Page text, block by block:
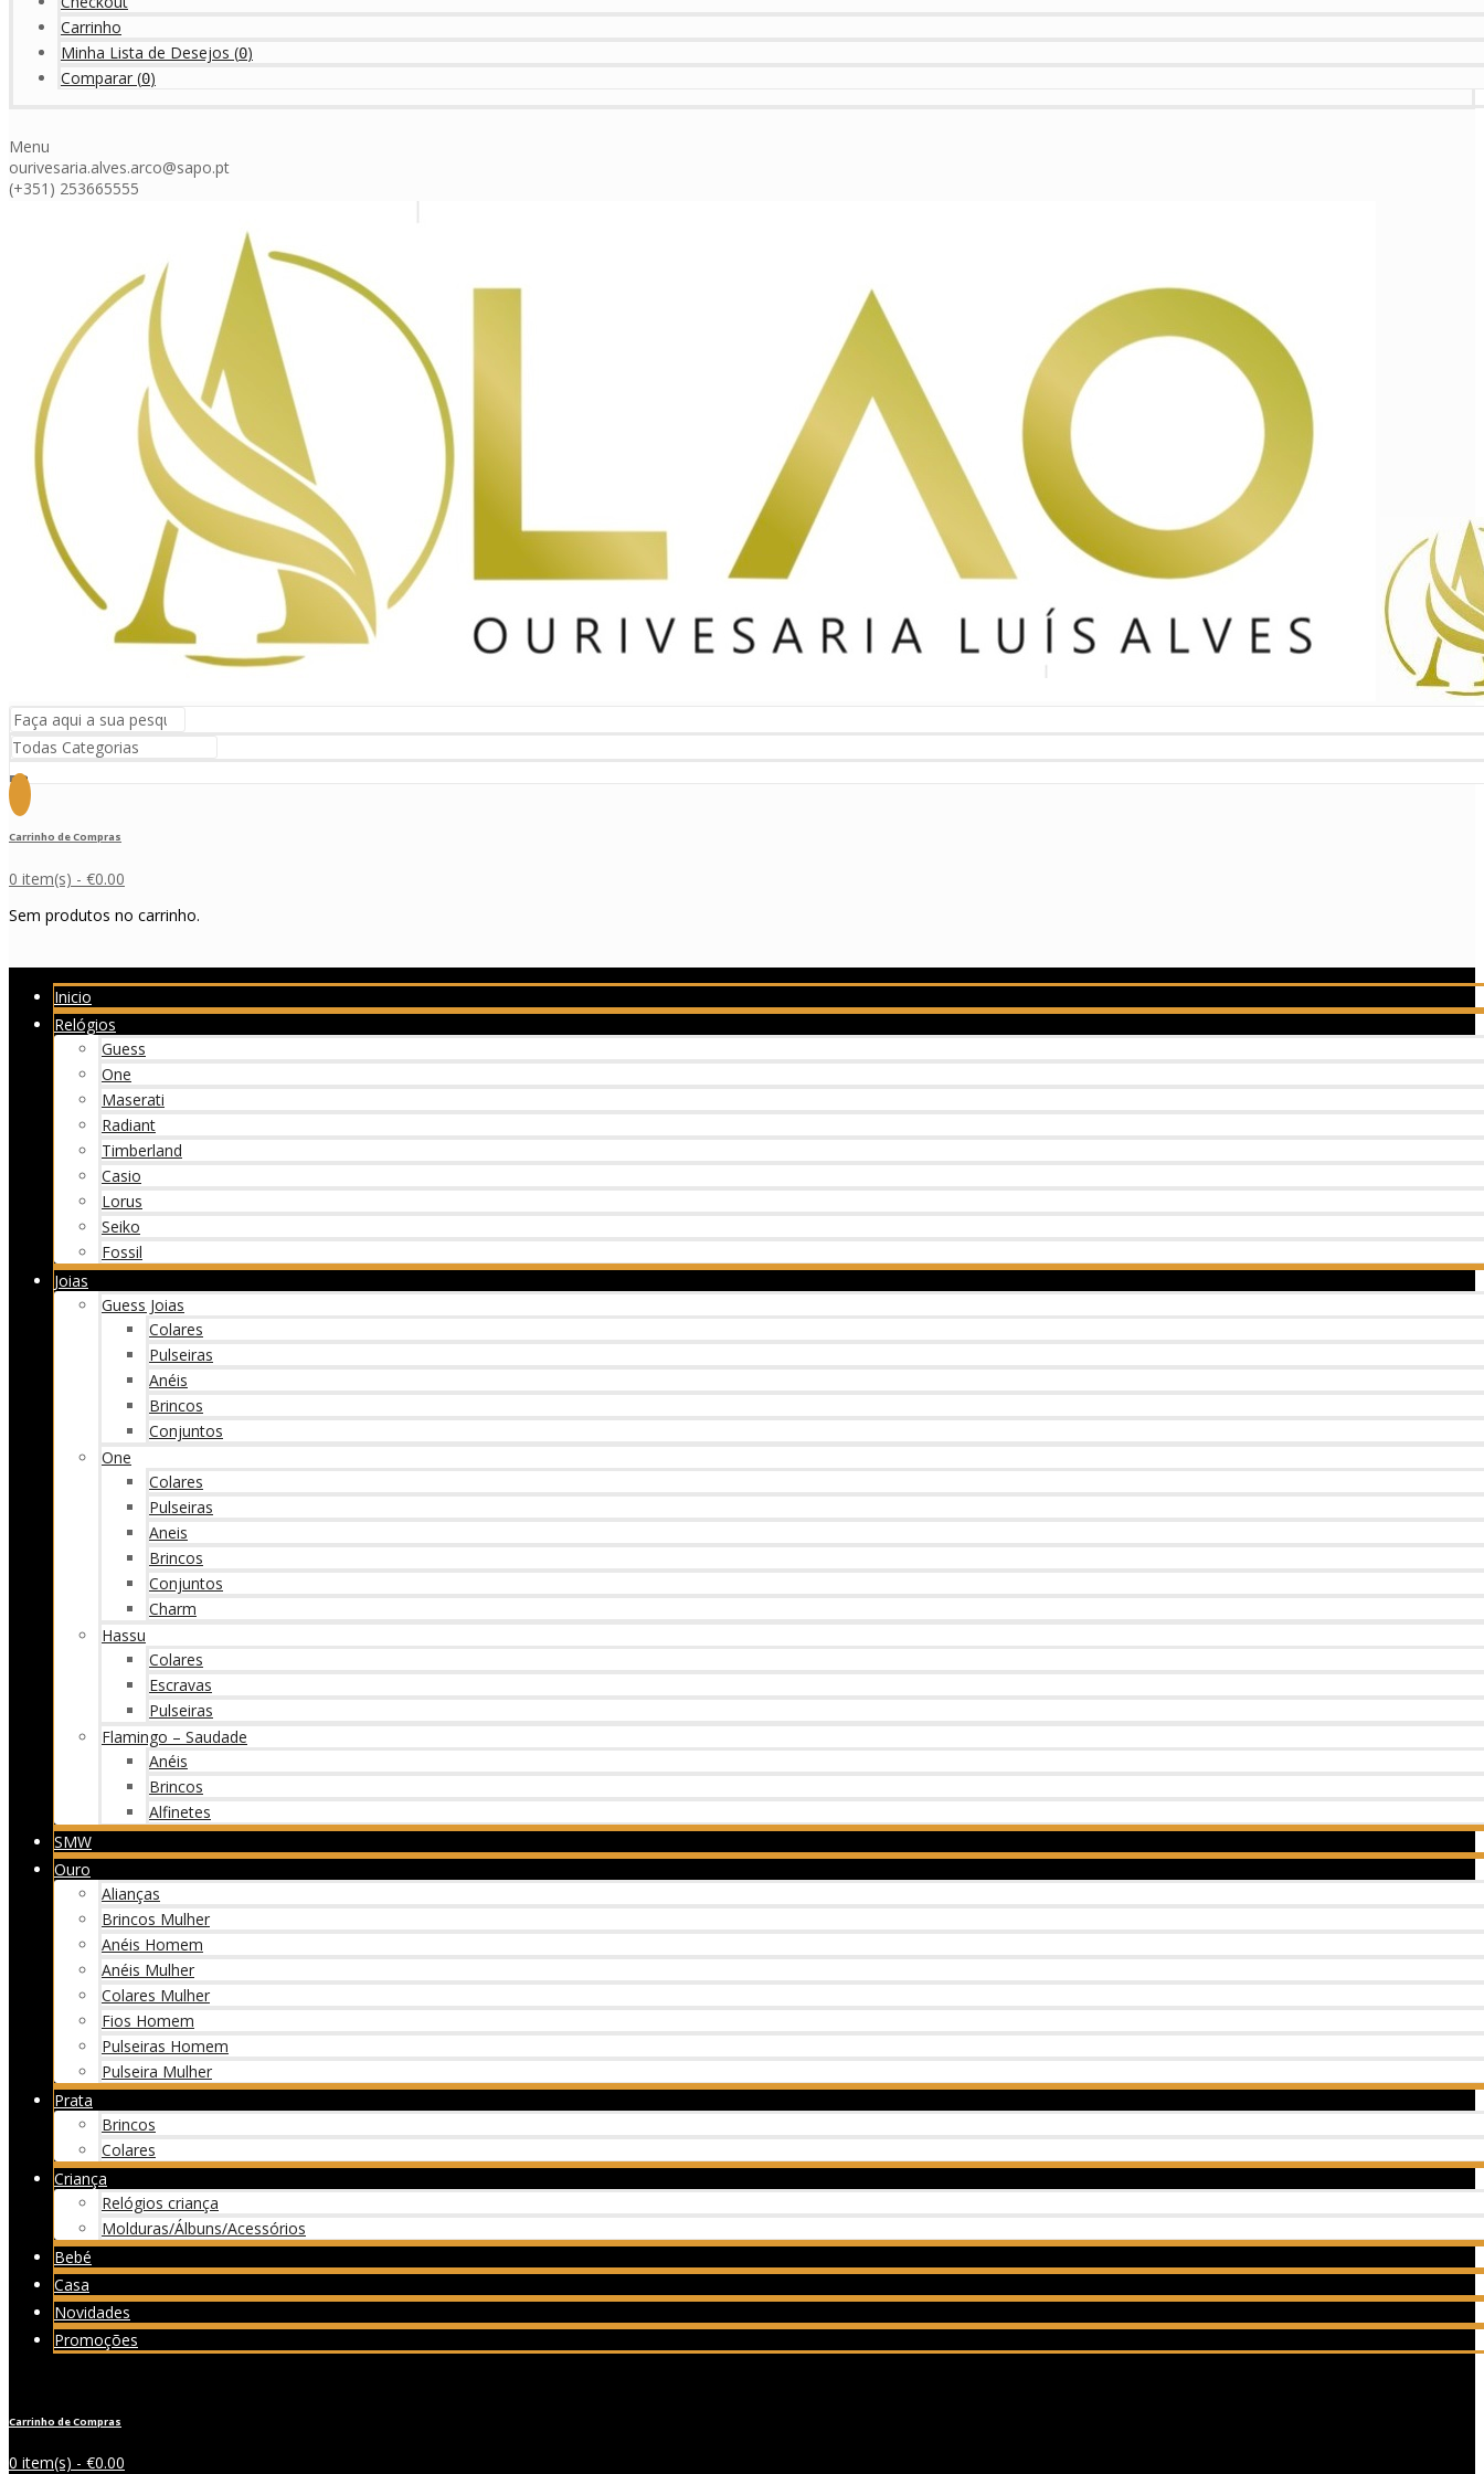
Carrinho
Minha Lista de Desejos (0)
Comparar (0)
Menu
ourivesaria.alves.arco@sapo.pt
(+351) 253665555
Carrinho de Compras
0 item(s) - €0.00
Sem produtos no carrinho.
Inicio
Relógios
Guess
One
Maserati
Radiant
Timberland
Casio
Lorus
Seiko
Fossil
Joias
Guess Joias
Colares
Pulseiras
Anéis
Brincos
Conjuntos
One
Colares
Pulseiras
Aneis
Brincos
Conjuntos
Charm
Hassu
Colares
Escravas
Pulseiras
Flamingo – Saudade
Anéis
Brincos
Alfinetes
SMW
Ouro
Alianças
Brincos Mulher
Anéis Homem
Anéis Mulher
Colares Mulher
Fios Homem
Pulseiras Homem
Pulseira Mulher
Prata
Brincos
Colares
Criança
Relógios criança
Molduras/Álbuns/Acessórios
Bebé
Casa
Novidades
Promoções
Carrinho de Compras
0 item(s) - €0.00